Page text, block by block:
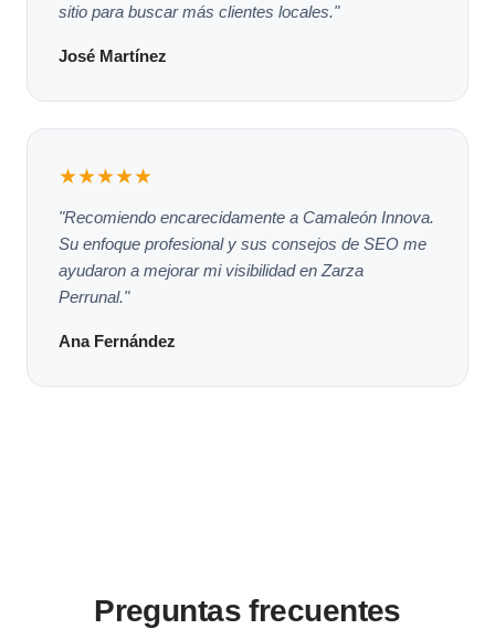
sitio para buscar más clientes locales."
José Martínez
★★★★★
"Recomiendo encarecidamente a Camaleón Innova.
Su enfoque profesional y sus consejos de SEO me
ayudaron a mejorar mi visibilidad en Zarza
Perrunal."
Ana Fernández
Preguntas frecuentes